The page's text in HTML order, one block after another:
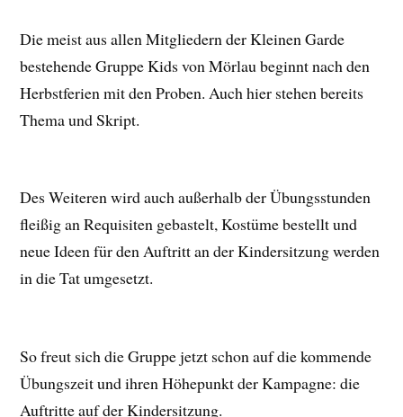
Die meist aus allen Mitgliedern der Kleinen Garde
bestehende Gruppe Kids von Mörlau beginnt nach den
Herbstferien mit den Proben. Auch hier stehen bereits
Thema und Skript.
Des Weiteren wird auch außerhalb der Übungsstunden
fleißig an Requisiten gebastelt, Kostüme bestellt und
neue Ideen für den Auftritt an der Kindersitzung werden
in die Tat umgesetzt.
So freut sich die Gruppe jetzt schon auf die kommende
Übungszeit und ihren Höhepunkt der Kampagne: die
Auftritte auf der Kindersitzung.